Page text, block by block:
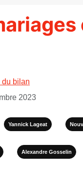
du bilan
2023
Yannick Lageat
Alexandre Gosselin